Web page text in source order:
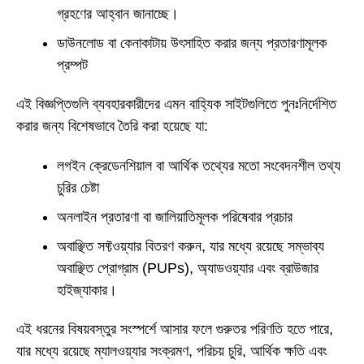
গ্রহণের আহ্বান জানাচ্ছে।
ডাউনলোড বা কেনাকাটায় উৎসাহিত করার জন্য প্রতারণামূলক
প্রম্পট
এই বিজ্ঞপ্তিগুলি ব্যবহারকারীদের এমন বাহ্যিক সাইটগুলিতে পুনঃনির্দেশিত
করার জন্য বিশেষভাবে তৈরি করা হয়েছে যা:
লগইন ক্রেডেনশিয়াল বা আর্থিক তথ্যের মতো সংবেদনশীল তথ্য
চুরির চেষ্টা
অনলাইন প্রতারণা বা জালিয়াতিমূলক পরিষেবার প্রচার
অবাঞ্ছিত সফ্টওয়্যার বিতরণ করুন, যার মধ্যে রয়েছে সম্ভাব্য
অবাঞ্ছিত প্রোগ্রাম (PUPs), অ্যাডওয়্যার এবং ব্রাউজার
হাইজ্যাকার।
এই ধরনের বিষয়বস্তুর সংস্পর্শে আসার ফলে গুরুতর পরিণতি হতে পারে,
যার মধ্যে রয়েছে ম্যালওয়্যার সংক্রমণ, পরিচয় চুরি, আর্থিক ক্ষতি এবং